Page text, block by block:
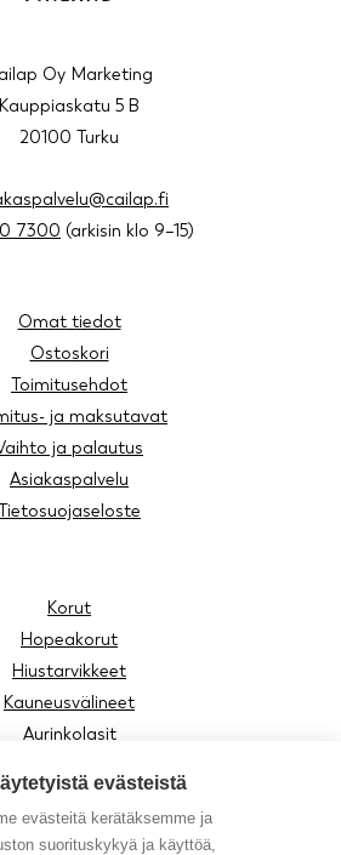
Oy Marketing
Kauppiaskatu 5 B
20100 Turku
7300 (arkisin klo 9–15)
Omat tiedot
Ostoskori
Toimitusehdot
ja maksutavat
ja palautus
Asiakaspalvelu
Korut
Hopeakorut
Hiustarvikkeet
Kauneusvälineet
Aurinkolasit
Lasten tuotteet
Asusteet
evästeistä
evästeitä kerätäksemme ja
suorituskykyä ja käyttöä,